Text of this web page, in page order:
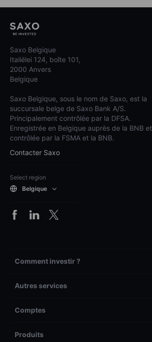
Saxo Belgique
Italiëlei 124, boîte 101,
2000 Anvers
Belgique
Saxo Belgique, sous le nom de Saxo, est la
succursale belge de Saxo Bank A/S.
Principalement contrôlée par la DFSA.
Enregistrée en Belgique auprès de la BNB et
contrôlée par la FSMA et la BNB.
Contacter Saxo
Select region
Belgique
Comment investir ?
Autres services
Comptes
Produits